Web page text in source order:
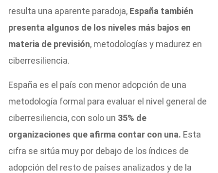
resulta una aparente paradoja, España también
presenta algunos de los niveles más bajos en
materia de previsión, metodologías y madurez en
ciberresiliencia.
España es el país con menor adopción de una
metodología formal para evaluar el nivel general de
ciberresiliencia, con solo un 35% de
organizaciones que afirma contar con una. Esta
cifra se sitúa muy por debajo de los índices de
adopción del resto de países analizados y de la